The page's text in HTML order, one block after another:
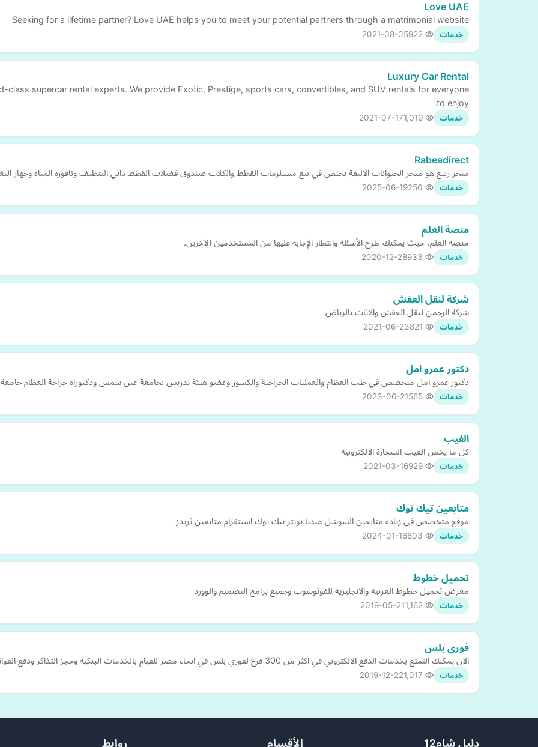
Love UAE
Seeking for a lifetime partner? Love UAE helps you to meet your potential partners through a matrimonial website
خدمات 2021-08-05
Luxury Car Rental
class supercar rental experts. We provide Exotic, Prestige, sports cars, convertibles, and SUV rentals for everyone
to enjoy.
خدمات 2021-07-17
Rabeadirect
متجر ربيع هو متجر الحيوانات الاليفة يختص في بيع مستلزمات القطط والكلاب صندوق فضلات القطط ذاتي التنظيف ونافورة المياه وجهاز
خدمات 2025-06-19
منصة العلم
منصة العلم، حيث يمكنك طرح الأسئلة وانتظار الإجابة عليها من المستخدمين الآخرين.
خدمات 2020-12-28
شركة لنقل العفش
شركة الرحمن لنقل العفش والاثاث بالرياض
خدمات 2021-06-23
دكتور عمرو امل
دكتور عمرو امل متخصص في طب العظام والعمليات الجراحية والكسور وعضو هيئة تدريس بجامعة عين شمس ودكتوراة جراحة العظام
خدمات 2023-06-21
الفيب
كل ما يخص الفيب السجارة الالكترونية
خدمات 2021-03-16
متابعين تيك توك
موقع متخصص في زيادة متابعين السوشل ميديا تويتر تيك توك اسنتقرام متابعين ثريدز
خدمات 2024-01-16
تحميل خطوط
معرض تحميل خطوط العربية والانجليزية للفوتوشوب وجميع برامج التصميم والوورد
خدمات 2019-05-21
فورى بلس
الان يمكنك التمتع بخدمات الدفع الالكتروني في اكثر من 300 فرع لفوري بلس في انحاء مصر للقيام بالخدمات البنكية وحجز التذاكر ودفع الفواتير واكثر بكل سهولة وامان
خدمات 2019-12-22
دليل شام12 الأقسام روابط